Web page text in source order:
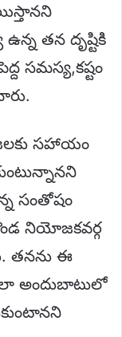
తన దృష్టికి
సమస్య,కష్టం
సహాయం
సంతోషం
నియోజకవర్గ
తనను ఈ
అందుబాటులో